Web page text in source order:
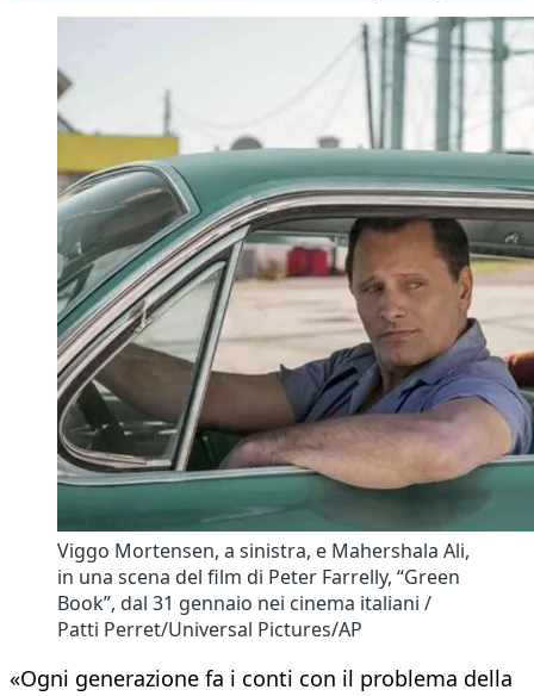
Viggo Mortensen, a sinistra, e Mahershala Ali,
in una scena del film di Peter Farrelly, “Green
Book”, dal 31 gennaio nei cinema italiani /
Patti Perret/Universal Pictures/AP
«Ogni generazione fa i conti con il problema della